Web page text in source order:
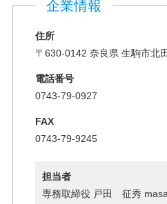
企業情報
住所
〒630-0142 奈良県 生駒市北
電話番号
0743-79-0927
FAX
0743-79-9245
担当者
専務取締役 戸田 征秀